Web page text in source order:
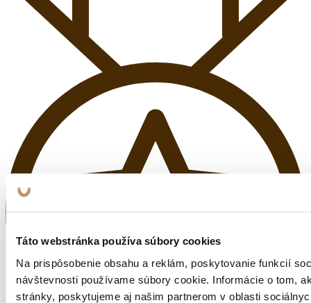
Táto webstránka používa súbory cookies
Na prispôsobenie obsahu a reklám, poskytovanie funkcií
návštevnosti používame súbory cookie. Informácie o tom,
stránky, poskytujeme aj našim partnerom v oblasti